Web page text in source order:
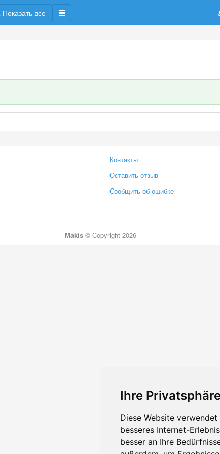
Ihre
Diese Website
besseres Internet-
besser an Ihre
Показать все
Контакты
Оставить отзыв
Сообщить об ошибке
Makis© Copyright 2026